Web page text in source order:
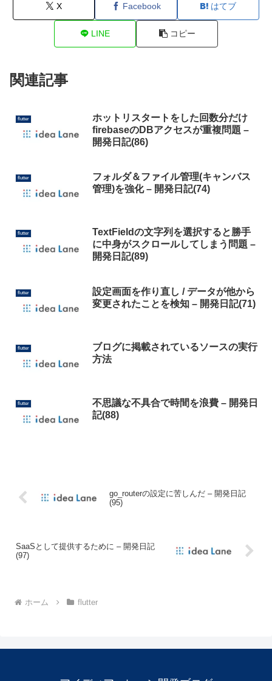
X Facebook はてブ
LINE コピー
関連記事
flutter
ホットリスタートをした回数分だけ
firebaseのDBアクセスが重複問題 –
開発日記(86)
flutter
フォルダ＆ファイル管理(キャンバス
管理)を強化 – 開発日記(74)
flutter
TextFieldの文字列を選択すると勝手
に中身がスクロールしてしまう問題 –
開発日記(89)
flutter
設定画面を作り直し / データが他から
変更されたことを検知 – 開発日記(71)
flutter
ブログに掲載されているソースの実行
方法
flutter
不思議な不具合で時間を浪費 – 開発日
記(88)
go_routerの設定に苦しんだ – 開発日記
(95)
SaaSとして提供するために – 開発日記
(97)
ホーム flutter